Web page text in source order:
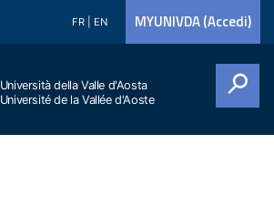
FR EN MYUNIVDA (Accedi)
Università della Valle d'Aosta
Université de la Vallée d'Aoste